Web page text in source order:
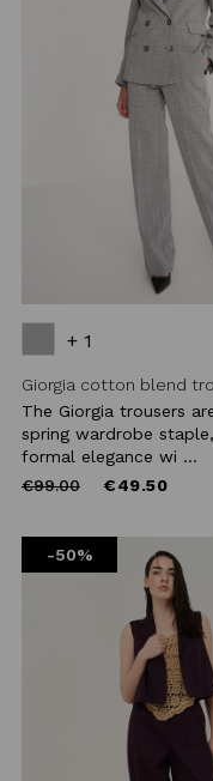
+ 1
Giorgia cotton blend
The Giorgia trousers
spring wardrobe
formal elegance wi ...
Price
€99.00to €49.50
-50%